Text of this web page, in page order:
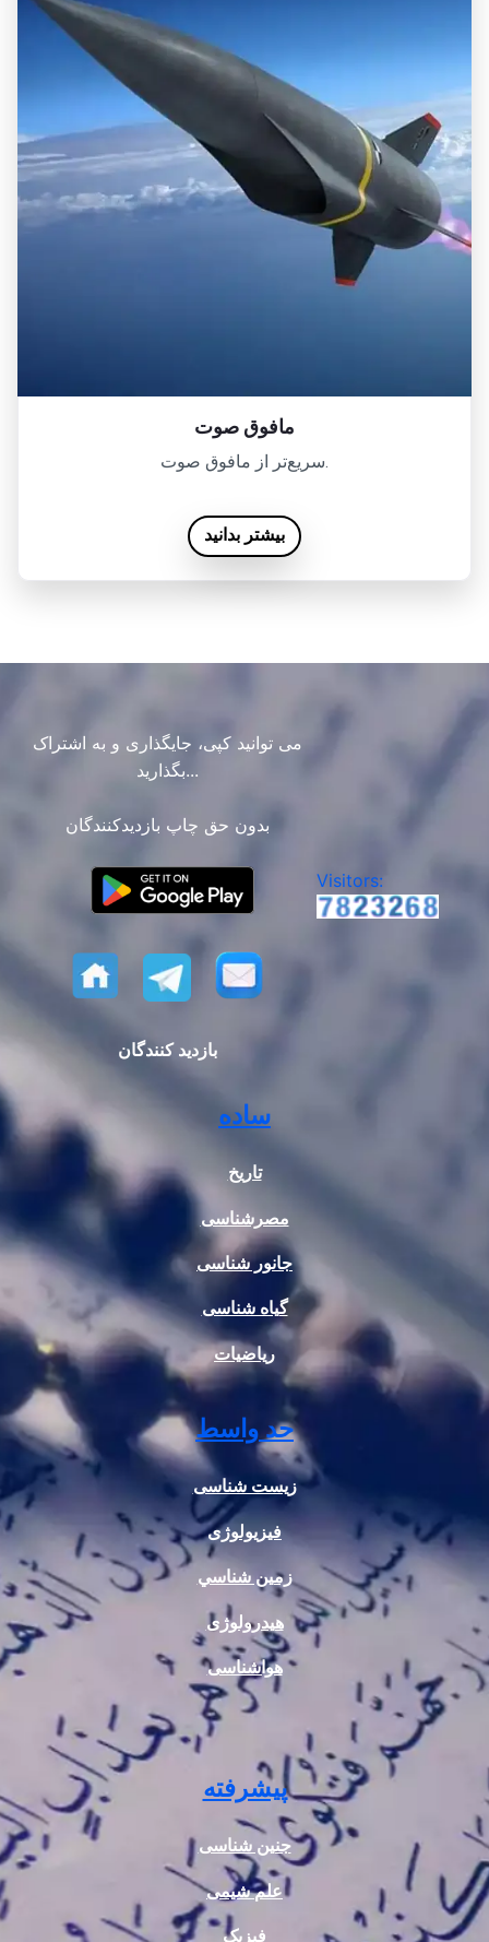
مافوق صوت
سریع‌تر از مافوق صوت.
بیشتر بدانید
می توانید کپی، جایگذاری و به اشتراک
بگذارید...
بدون حق چاپ بازدیدکنندگان
بازدید کنندگان
Visitors:
ساده
تاریخ
مصرشناسی
جانور شناسی
گیاه شناسی
ریاضیات
حد واسط
زیست شناسی
فیزیولوژی
زمين شناسي
هیدرولوژی
هواشناسی
پیشرفته
جنین شناسی
علم شیمی
فیزیک